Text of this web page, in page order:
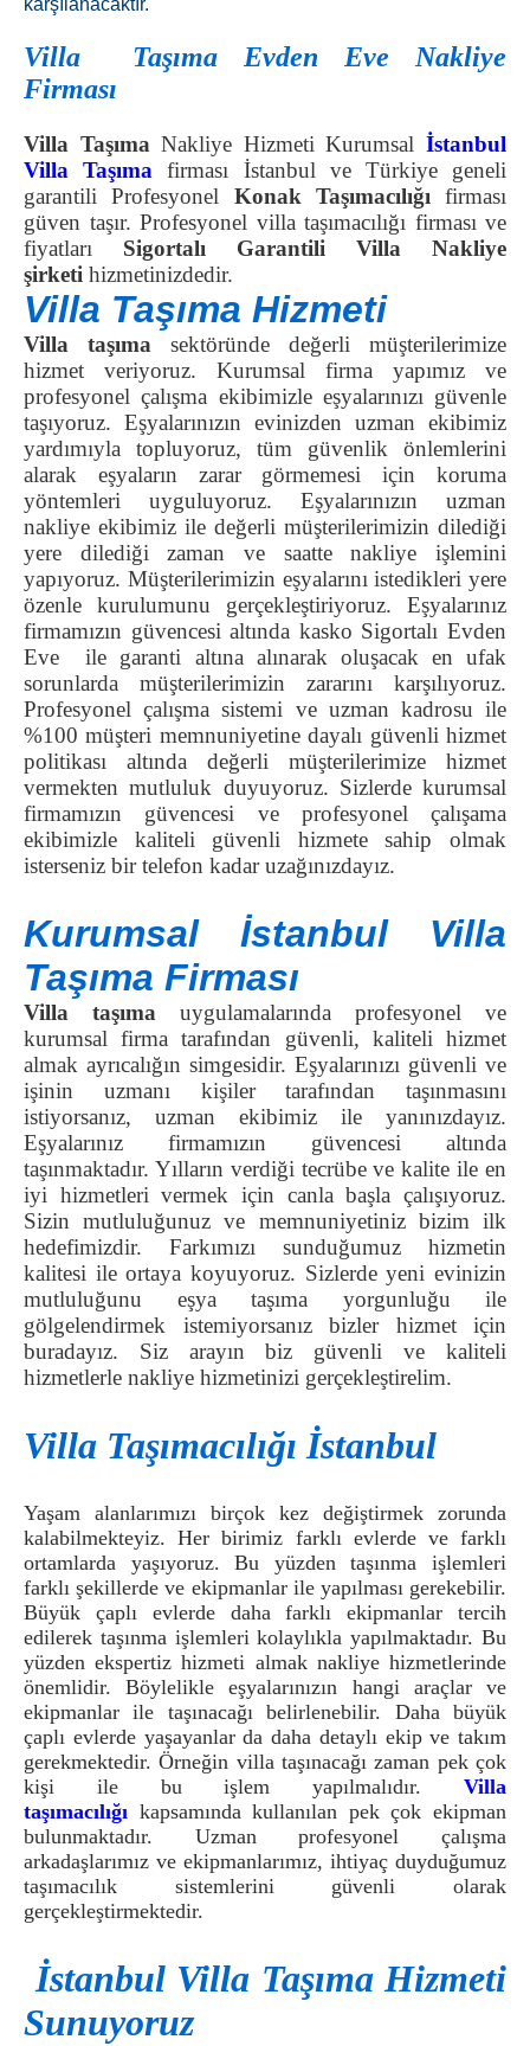
karşılanacaktır.
Villa Taşıma Evden Eve Nakliye
Firması
Villa TaşımaNakliye Hizmeti Kurumsal İstanbul
Villa Taşıma firması İstanbul ve Türkiye geneli
garantili Profesyonel Konak Taşımacılığıfirması
güven taşır. Profesyonel villa taşımacılığı firması ve
fiyatları Sigortalı Garantili Villa Nakliye
şirketi hizmetinizdedir.
Villa Taşıma Hizmeti
Villa taşıma sektöründe değerli müşterilerimize
hizmet veriyoruz. Kurumsal firma yapımız ve
profesyonel çalışma ekibimizle eşyalarınızı güvenle
taşıyoruz. Eşyalarınızın evinizden uzman ekibimiz
yardımıyla topluyoruz, tüm güvenlik önlemlerini
alarak eşyaların zarar görmemesi için koruma
yöntemleri uyguluyoruz. Eşyalarınızın uzman
nakliye ekibimiz ile değerli müşterilerimizin dilediği
yere dilediği zaman ve saatte nakliye işlemini
yapıyoruz. Müşterilerimizin eşyalarını istedikleri yere
özenle kurulumunu gerçekleştiriyoruz. Eşyalarınız
firmamızın güvencesi altında kasko Sigortalı Evden
Eve ile garanti altına alınarak oluşacak en ufak
sorunlarda müşterilerimizin zararını karşılıyoruz.
Profesyonel çalışma sistemi ve uzman kadrosu ile
%100 müşteri memnuniyetine dayalı güvenli hizmet
politikası altında değerli müşterilerimize hizmet
vermekten mutluluk duyuyoruz. Sizlerde kurumsal
firmamızın güvencesi ve profesyonel çalışama
ekibimizle kaliteli güvenli hizmete sahip olmak
isterseniz bir telefon kadar uzağınızdayız.
Kurumsal İstanbul Villa
Taşıma Firması
Villa taşıma uygulamalarında profesyonel ve
kurumsal firma tarafından güvenli, kaliteli hizmet
almak ayrıcalığın simgesidir. Eşyalarınızı güvenli ve
işinin uzmanı kişiler tarafından taşınmasını
istiyorsanız, uzman ekibimiz ile yanınızdayız.
Eşyalarınız firmamızın güvencesi altında
taşınmaktadır. Yılların verdiği tecrübe ve kalite ile en
iyi hizmetleri vermek için canla başla çalışıyoruz.
Sizin mutluluğunuz ve memnuniyetiniz bizim ilk
hedefimizdir. Farkımızı sunduğumuz hizmetin
kalitesi ile ortaya koyuyoruz. Sizlerde yeni evinizin
mutluluğunu eşya taşıma yorgunluğu ile
gölgelendirmek istemiyorsanız bizler hizmet için
buradayız. Siz arayın biz güvenli ve kaliteli
hizmetlerle nakliye hizmetinizi gerçekleştirelim.
Villa Taşımacılığı İstanbul
Yaşam alanlarımızı birçok kez değiştirmek zorunda
kalabilmekteyiz. Her birimiz farklı evlerde ve farklı
ortamlarda yaşıyoruz. Bu yüzden taşınma işlemleri
farklı şekillerde ve ekipmanlar ile yapılması gerekebilir.
Büyük çaplı evlerde daha farklı ekipmanlar tercih
edilerek taşınma işlemleri kolaylıkla yapılmaktadır. Bu
yüzden ekspertiz hizmeti almak nakliye hizmetlerinde
önemlidir. Böylelikle eşyalarınızın hangi araçlar ve
ekipmanlar ile taşınacağı belirlenebilir. Daha büyük
çaplı evlerde yaşayanlar da daha detaylı ekip ve takım
gerekmektedir. Örneğin villa taşınacağı zaman pek çok
kişi ile bu işlem yapılmalıdır.
Villa
taşımacılığı kapsamında kullanılan pek çok ekipman
bulunmaktadır. Uzman profesyonel çalışma
arkadaşlarımız ve ekipmanlarımız, ihtiyaç duyduğumuz
taşımacılık sistemlerini güvenli olarak
gerçekleştirmektedir.
İstanbul Villa Taşıma Hizmeti
Sunuyoruz